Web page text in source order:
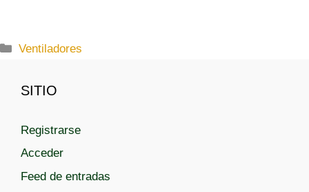
C
e
o
r
a
Ventiladores
SITIO
Registrarse
Acceder
Feed de entradas